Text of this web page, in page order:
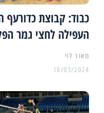
כבוד: קבוצת
העפילה לחצי גמר
מאור לוי
10/03/2024